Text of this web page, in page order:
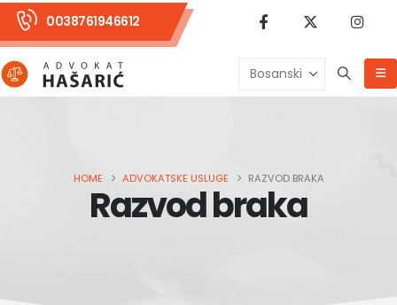
0038761946612
HOME ADVOKATSKE USLUGE RAZVOD BRAKA
Razvod braka